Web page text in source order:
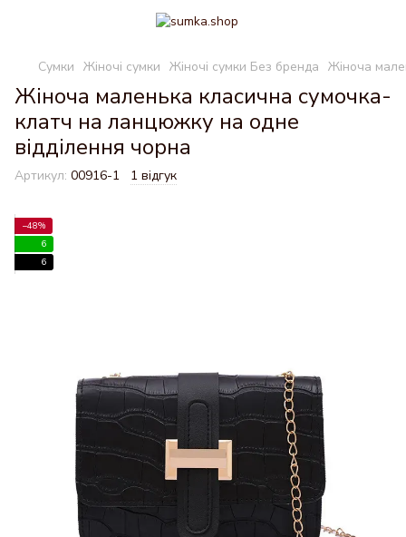
Сумки Жіночі сумки Жіночі сумки Без бренда Жіноча
Жіноча маленька класична сумочка-
клатч на ланцюжку на одне
відділення чорна
Артикул: 00916-1 1 відгук
−48%
6
6